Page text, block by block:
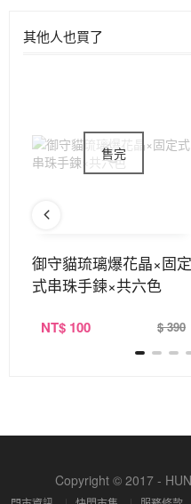
其他人也買了
御守貓琉璃爆花晶×固定
式串珠手鍊×共六色
NT$ 100 $ 390
Copyright © 2017 -